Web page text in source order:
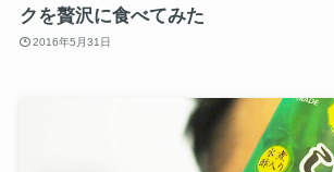
クを贅沢に食べてみた
2016年5月31日